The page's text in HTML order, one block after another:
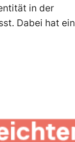
in der
Dabei hat ein